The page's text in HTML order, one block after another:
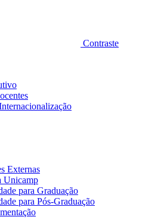
Contraste
Externas
Unicamp
para Graduação
para Pós-Graduação